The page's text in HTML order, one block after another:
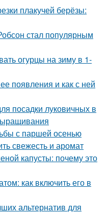
плакучей берёзы:
стал популярным
огурцы на зиму в 1-
появления и как с ней
посадки луковичных в
с паршей осенью
свежесть и аромат
капусты: почему это
как включить его в
альтернатив для